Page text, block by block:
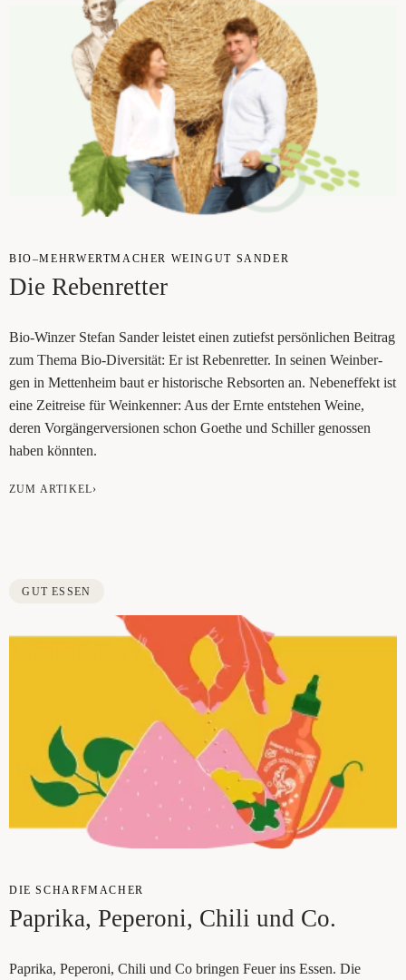
BIO–MEHRWERTMACHER WEIN­GUT SAN­DER
Die Reben­ret­ter
Bio-Win­zer Ste­fan San­der leis­tet einen zutiefst per­sön­li­chen ­Bei­trag
zum The­ma Bio-Diver­si­tät: Er ist Reben­ret­ter. In sei­nen Wein­ber­
gen in Met­ten­heim baut er his­to­ri­sche Reb­sor­ten an. Neben­ef­fekt ist
eine Zeit­rei­se für Wein­ken­ner: Aus der Ern­te ent­ste­hen Wei­ne,
deren Vor­gän­ger­ver­sio­nen schon Goe­the und Schil­ler genos­sen
haben könnten.
ZUM ARTIKEL›
GUT ESSEN
DIE SCHARF­MA­CHER
Papri­ka, Pepe­ro­ni, Chi­li und Co.
Papri­ka, Pepe­ro­ni, Chi­li und Co brin­gen Feu­er ins Essen. Die